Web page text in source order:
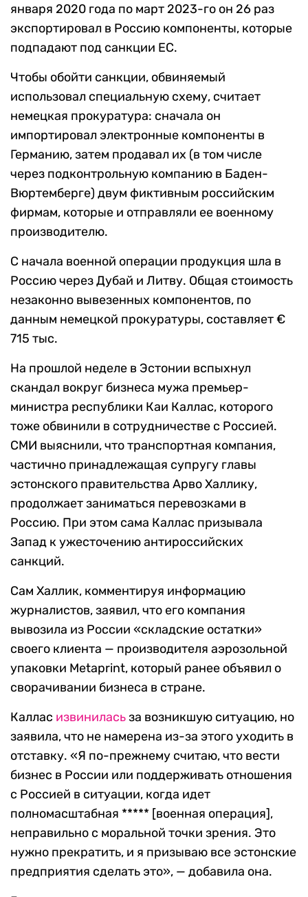
января 2020 года по март 2023-го он 26 раз
экспортировал в Россию компоненты, которые
подпадают под санкции ЕС.
Чтобы обойти санкции, обвиняемый
использовал специальную схему, считает
немецкая прокуратура: сначала он
импортировал электронные компоненты в
Германию, затем продавал их (в том числе
через подконтрольную компанию в Баден-
Вюртемберге) двум фиктивным российским
фирмам, которые и отправляли ее военному
производителю.
С начала военной операции продукция шла в
Россию через Дубай и Литву. Общая стоимость
незаконно вывезенных компонентов, по
данным немецкой прокуратуры, составляет €
715 тыс.
На прошлой неделе в Эстонии вспыхнул
скандал вокруг бизнеса мужа премьер-
министра республики Каи Каллас, которого
тоже обвинили в сотрудничестве с Россией.
СМИ выяснили, что транспортная компания,
частично принадлежащая супругу главы
эстонского правительства Арво Халлику,
продолжает заниматься перевозками в
Россию. При этом сама Каллас призывала
Запад к ужесточению антироссийских
санкций.
Сам Халлик, комментируя информацию
журналистов, заявил, что его компания
вывозила из России «складские остатки»
своего клиента — производителя аэрозольной
упаковки Metaprint, который ранее объявил о
сворачивании бизнеса в стране.
Каллас извиниласьза возникшую ситуацию, но
заявила, что не намерена из-за этого уходить в
отставку. «Я по-прежнему считаю, что вести
бизнес в России или поддерживать отношения
с Россией в ситуации, когда идет
полномасштабная ***** [военная операция],
неправильно с моральной точки зрения. Это
нужно прекратить, и я призываю все эстонские
предприятия сделать это», — добавила она.